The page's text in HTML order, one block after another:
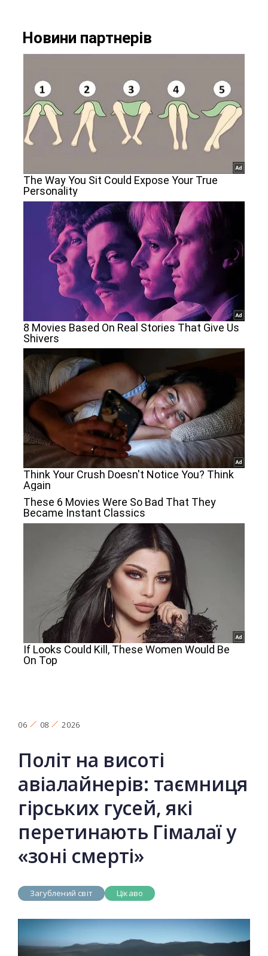
06 08 2026
Політ на висоті
авіалайнерів: таємниця
гірських гусей, які
перетинають Гімалаї у
«зоні смерті»
Загублений світ Цікаво